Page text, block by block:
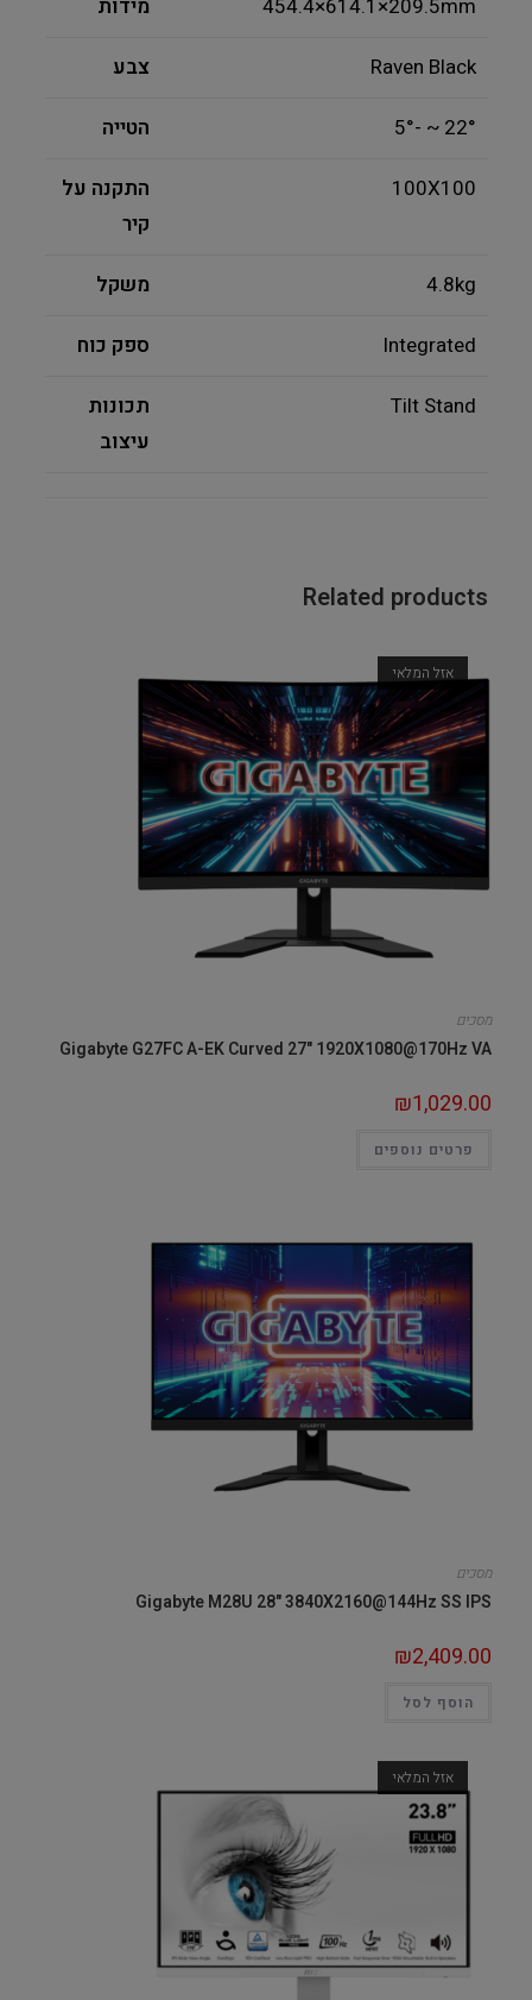
מידות 454.4×614.1×209.5mm
צבע Raven Black
הטייה 5°- ~ 22°
התקנה על
קיר
100X100
משקל 4.8kg
ספק כוח Integrated
תכונות
עיצוב
Tilt Stand
Related products
אזל המלאי
מסכים
Gigabyte G27FC A-EK Curved 27" 1920X1080@170Hz VA
₪1,029.00
פרטים נוספים
מסכים
Gigabyte M28U 28" 3840X2160@144Hz SS IPS
₪2,409.00
הוסף לסל
אזל המלאי